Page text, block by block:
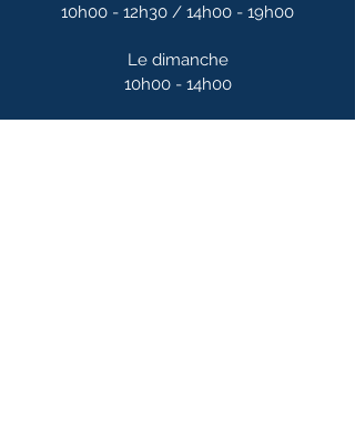
10h00 - 12h30 / 14h00 - 19h00
Le dimanche
10h00 - 14h00